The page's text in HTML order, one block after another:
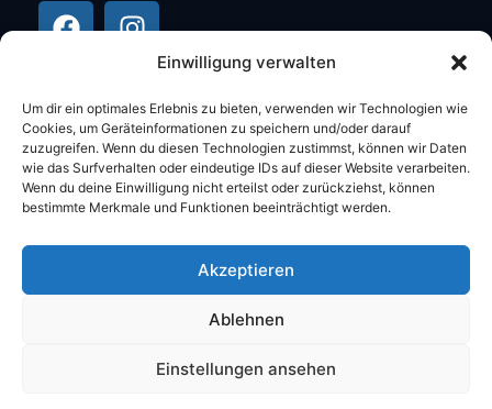
Einwilligung verwalten
Um dir ein optimales Erlebnis zu bieten, verwenden wir Technologien wie
Cookies, um Geräteinformationen zu speichern und/oder darauf
zuzugreifen. Wenn du diesen Technologien zustimmst, können wir Daten
wie das Surfverhalten oder eindeutige IDs auf dieser Website verarbeiten.
Wenn du deine Einwilligung nicht erteilst oder zurückziehst, können
bestimmte Merkmale und Funktionen beeinträchtigt werden.
Akzeptieren
Ablehnen
Einstellungen ansehen
IMPRESSUM